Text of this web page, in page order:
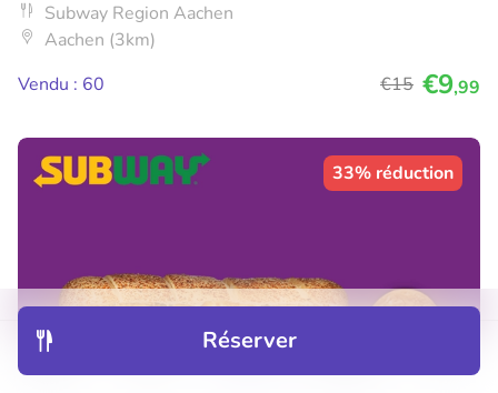
Réserver
Subway Region Aachen
Aachen (3km)
Vendu : 60
€15 €9,99
33% réduction